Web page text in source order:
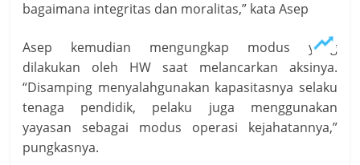
bagaimana integritas dan moralitas,” kata Asep
Asep kemudian mengungkap modus yang
dilakukan oleh HW saat melancarkan aksinya.
“Disamping menyalahgunakan kapasitasnya selaku
tenaga pendidik, pelaku juga menggunakan
yayasan sebagai modus operasi kejahatannya,”
pungkasnya.